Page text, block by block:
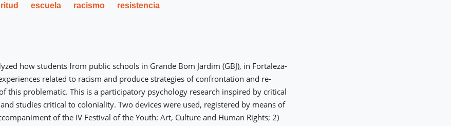
escuela racismo resistencia
how students from public schools in Grande Bom Jardim (GBJ), in Fortaleza-
related to racism and produce strategies of confrontation and re-
this problematic. This is a participatory psychology research inspired by critical
studies critical to coloniality. Two devices were used, registered by means of
of the IV Festival of the Youth: Art, Culture and Human Rights; 2)